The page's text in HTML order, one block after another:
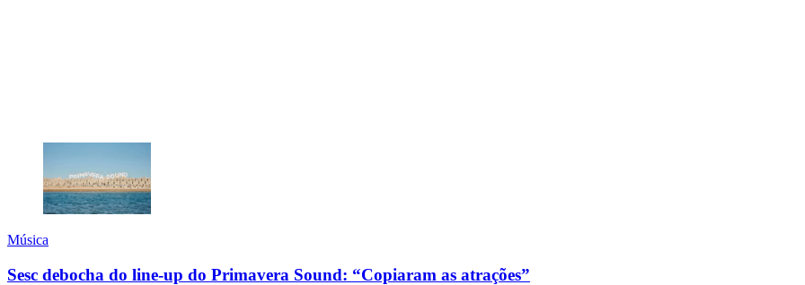
Música
Sesc debocha do line-up do Primavera Sound: “Copiaram as atrações”